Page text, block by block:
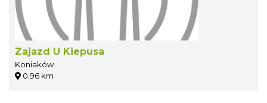
Zajazd U Kiepusa
Koniaków
0.96 km